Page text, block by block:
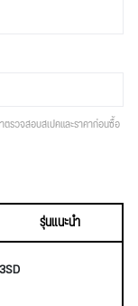
รวจสอบสเปคและราคาก่อนซื้อ
รุ่นแนะนำ